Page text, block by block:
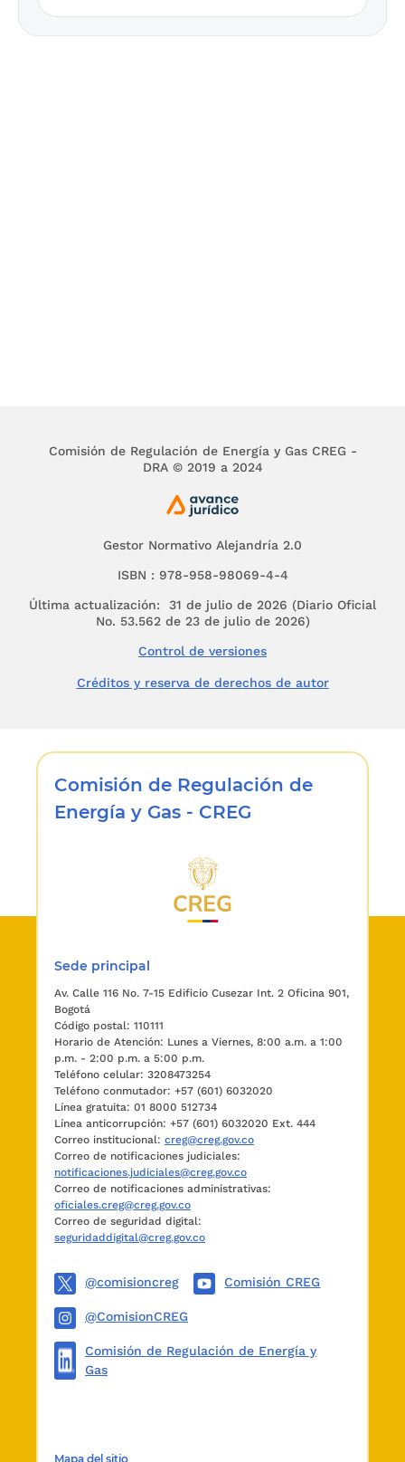
Gestor Normativo Alejandría 2.0
ISBN : 978-958-98069-4-4
Última actualización: 31 de julio de 2026 (Diario Oficial
No. 53.562 de 23 de julio de 2026)
Control de versiones
Créditos y reserva de derechos de autor
Comisión de Regulación de Energía y Gas CREG -
DRA © 2019 a 2024
Comisión de Regulación de
Energía y Gas - CREG
Sede principal
Av. Calle 116 No. 7-15 Edificio Cusezar Int. 2 Oficina 901,
Bogotá
Código postal: 110111
Horario de Atención: Lunes a Viernes, 8:00 a.m. a 1:00
p.m. - 2:00 p.m. a 5:00 p.m.
Teléfono celular: 3208473254
Teléfono conmutador: +57 (601) 6032020
Línea gratuita: 01 8000 512734
Línea anticorrupción: +57 (601) 6032020 Ext. 444
Correo institucional: creg@creg.gov.co
Correo de notificaciones judiciales:
notificaciones.judiciales@creg.gov.co
Correo de notificaciones administrativas:
oficiales.creg@creg.gov.co
Correo de seguridad digital:
seguridaddigital@creg.gov.co
@comisioncreg Comisión CREG
@ComisionCREG
Comisión de Regulación de Energía y
Gas
Mapa del sitio